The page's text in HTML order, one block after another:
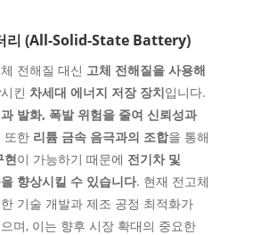
리 (All-Solid-State Battery)
전해질 대신 고체 전해질을 사용해
시킨 차세대 에너지 저장 장치입니다.
발화, 폭발 위험을 줄여 신뢰성과
또한 리튬 금속 음극과의 조합을 통해
현이 가능하기 때문에 전기차 및
향상시킬 수 있습니다. 현재 전고체
기술 개발과 제조 공정 최적화가
며, 이는 향후 시장 확대의 중요한